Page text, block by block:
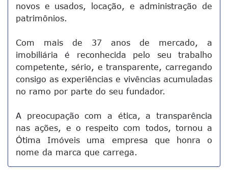
novos e usados, locação, e administração de
patrimônios.
Com mais de 37 anos de mercado, a
imobiliária é reconhecida pelo seu trabalho
competente, sério, e transparente, carregando
consigo as experiências e vivências acumuladas
no ramo por parte do seu fundador.
A preocupação com a ética, a transparência
nas ações, e o respeito com todos, tornou a
Ótima Imóveis uma empresa que honra o
nome da marca que carrega.